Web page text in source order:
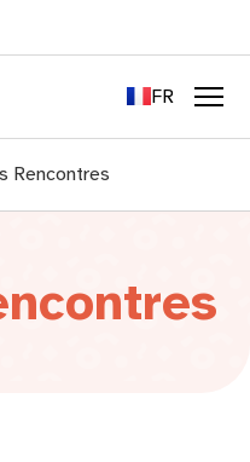
FR
LU
Rencontres